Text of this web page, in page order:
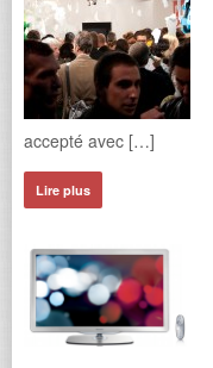
accepté avec […]
Lire plus